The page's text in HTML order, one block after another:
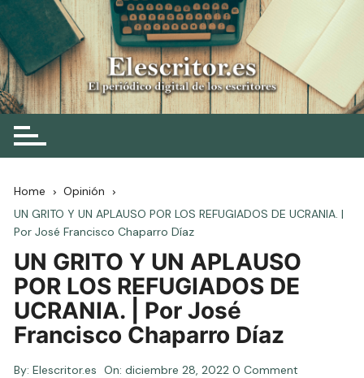
Skip
to
content
Elescritor.es
El periódico digital de los escritores
Home
Opinión
UN GRITO Y UN APLAUSO POR LOS REFUGIADOS DE UCRANIA. |
Por José Francisco Chaparro Díaz
UN GRITO Y UN APLAUSO
POR LOS REFUGIADOS DE
UCRANIA. | Por José
Francisco Chaparro Díaz
By: Elescritor.es On:diciembre 28, 2022 0 Comment